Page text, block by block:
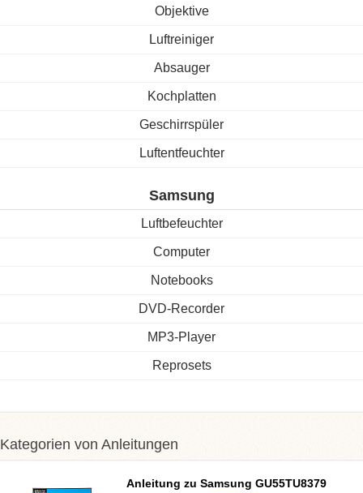
Objektive
Luftreiniger
Absauger
Kochplatten
Geschirrspüler
Luftentfeuchter
Samsung
Luftbefeuchter
Computer
Notebooks
DVD-Recorder
MP3-Player
Reprosets
Kategorien von Anleitungen
Anleitung zu Samsung GU55TU8379